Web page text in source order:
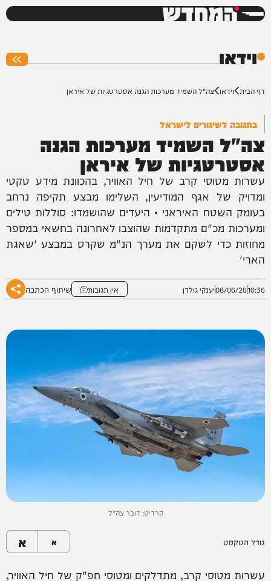
המחדש
וידאו
דף הבית וידאו צה"ל השמיד מערכות הגנה אסטרטגיות של איראן
בתגובה לשיגורים לישראל
צה"ל השמיד מערכות הגנה
אסטרטגיות של איראן
עשרות מטוסי קרב של חיל האוויר, בהכוונת מידע טקטי
ומדויק של אגף המודיעין, השלימו מבצע תקיפה נרחב
בעומק השטח האיראני • היעדים שהושמדו: סוללות טילים
ומערכות מכ"ם מתקדמות שהוצבו לאחרונה בחשאי במספר
מחוזות כדי לשקם את מערך הנ"מ שקרס במבצע 'שאגת
הארי'
10:36
08/06/26יענקי גולדן אין תגובות שיתוף הכתבה
קרדיט: דובר צה"ל
גודל הטקסט א א
עשרות מטוסי קרב, מתדלקים ומטוסי חפ"ק של חיל האוויר,